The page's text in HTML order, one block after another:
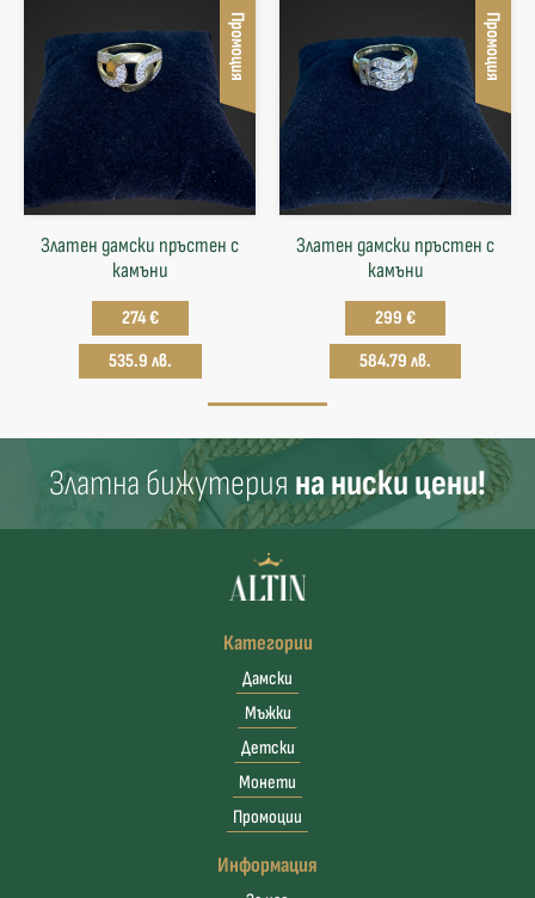
Промоция
Златен дамски пръстен с
камъни
274 €
535.9 лв.
Промоция
Златен дамски пръстен с
камъни
299 €
584.79 лв.
Златна бижутерия на ниски цени!
Категории
Дамски
Мъжки
Детски
Монети
Промоции
Информация